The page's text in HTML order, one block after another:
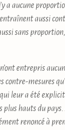
a aucune
entraînent aussi
sans
entrepris
contre-mesures
leur a été
plus hauts du
renoncé à